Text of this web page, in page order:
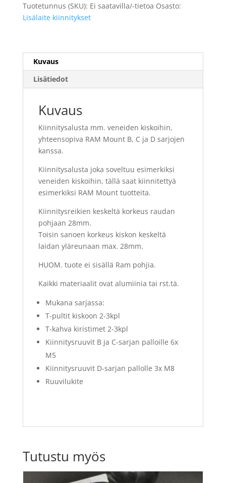
Tuotetunnus (SKU): Ei saatavilla/-tietoa Osasto:
Lisälaite kiinnitykset
Kuvaus
Lisätiedot
Kuvaus
Kiinnitysalusta mm. veneiden kiskoihin,
yhteensopiva RAM Mount B, C ja D sarjojen
kanssa.
Kiinnitysalusta joka soveltuu esimerkiksi
veneiden kiskoihin, tällä saat kiinnitettyä
esimerkiksi RAM Mount tuotteita.
Kiinnitysreikien keskeltä korkeus raudan
pohjaan 28mm.
Toisin sanoen korkeus kiskon keskeltä
laidan yläreunaan max. 28mm.
HUOM. tuote ei sisällä Ram pohjia.
Kaikki materiaalit ovat alumiinia tai rst.tä.
Mukana sarjassa:
T-pultit kiskoon 2-3kpl
T-kahva kiristimet 2-3kpl
Kiinnitysruuvit B ja C-sarjan palloille 6x
M5
Kiinnitysruuvit D-sarjan pallolle 3x M8
Ruuvilukite
Tutustu myös